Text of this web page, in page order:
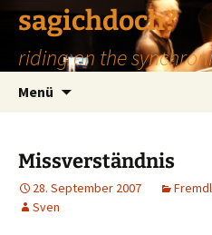
Zum
Inhalt
springen
sagichdoch?
riding on the
Menü
Missverständnis
28. September 2007
Sven